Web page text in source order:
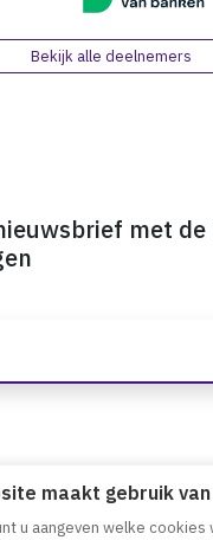
Bekijk alle deelnemers
met
maakt gebruik
u aangeven welke cookies